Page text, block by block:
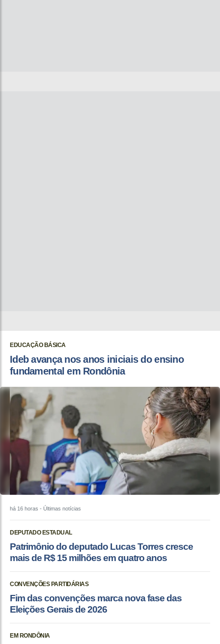
EDUCAÇÃO BÁSICA
Ideb avança nos anos iniciais do ensino
fundamental em Rondônia
há 16 horas - Últimas notícias
DEPUTADO ESTADUAL
Patrimônio do deputado Lucas Torres cresce
mais de R$ 15 milhões em quatro anos
CONVENÇÕES PARTIDÁRIAS
Fim das convenções marca nova fase das
Eleições Gerais de 2026
EM RONDÔNIA